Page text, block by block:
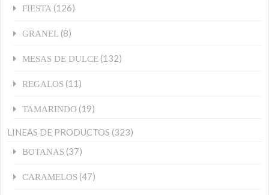
FIESTA (126)
GRANEL (8)
MESAS DE DULCE (132)
REGALOS (11)
TAMARINDO (19)
LINEAS DE PRODUCTOS (323)
BOTANAS (37)
CARAMELOS (47)